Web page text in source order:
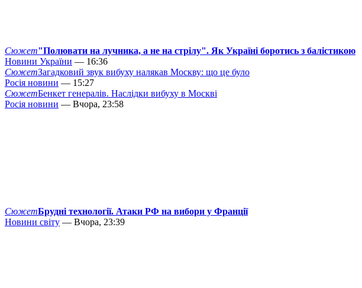
Сюжет"Полювати на лучника, а не на стрілу". Як Україні боротись з балістикою
Новини України — 16:36
СюжетЗагадковий звук вибуху налякав Москву: що це було
Росія новини — 15:27
СюжетБенкет генералів. Наслідки вибуху в Москві
Росія новини — Вчора, 23:58
СюжетБрудні технології. Атаки РФ на вибори у Франції
Новини світу — Вчора, 23:39